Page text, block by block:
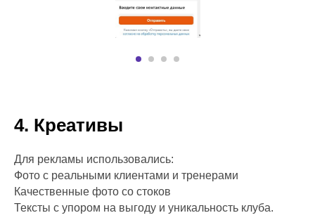
4. Креативы
Для рекламы использовались:
Фото с реальными клиентами и тренерами
Качественные фото со стоков
Тексты с упором на выгоду и уникальность клуба.